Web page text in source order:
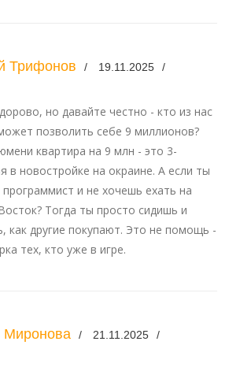
Трифонов 19.11.2025
но давайте честно - кто из нас
позволить себе 9 миллионов?
квартира на 9 млн - это 3-
в новостройке на окраине. А если ты
программист и не хочешь ехать на
Тогда ты просто сидишь и
как другие покупают. Это не помощь -
тех, кто уже в игре.
21.11.2025